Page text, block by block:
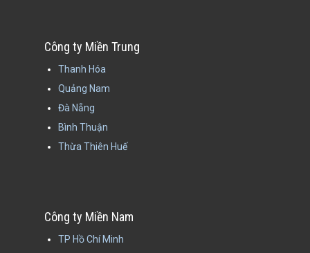
Công ty Miền Trung
Thanh Hóa
Quảng Nam
Đà Nẵng
Bình Thuận
Thừa Thiên Huế
Công ty Miền Nam
TP Hồ Chí Minh